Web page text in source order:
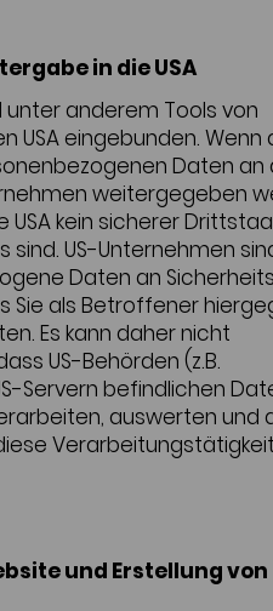
in die USA
anderem Tools von
USA eingebunden. Wenn
Daten an
weitergegeben
kein sicherer
US-Unternehmen
Daten an
Sie als Betroffener
Es kann daher nicht
US-Behörden (z.B.
Servern befindlichen
auswerten und
und Erstellung